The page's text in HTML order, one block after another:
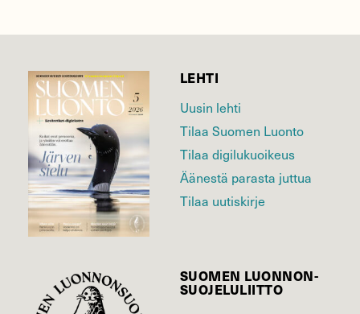
LEHTI
Uusin lehti
Tilaa Suomen Luonto
Tilaa digilukuoikeus
Äänestä parasta juttua
Tilaa uutiskirje
SUOMEN LUONNON­
SUOJELU­LIITTO